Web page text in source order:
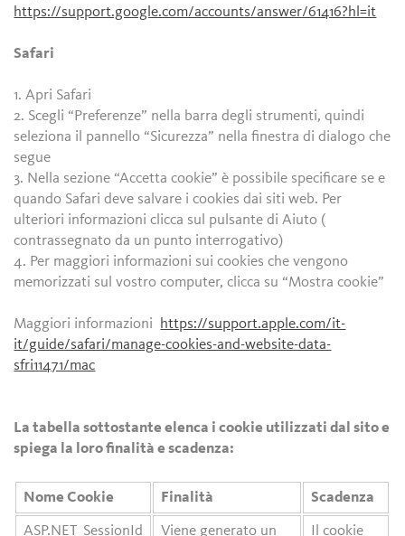
https://support.google.com/accounts/answer/61416?hl=it
Safari
1. Apri Safari
2. Scegli “Preferenze” nella barra degli strumenti, quindi
seleziona il pannello “Sicurezza” nella finestra di dialogo che
segue
3. Nella sezione “Accetta cookie” è possibile specificare se e
quando Safari deve salvare i cookies dai siti web. Per
ulteriori informazioni clicca sul pulsante di Aiuto (
contrassegnato da un punto interrogativo)
4. Per maggiori informazioni sui cookies che vengono
memorizzati sul vostro computer, clicca su “Mostra cookie”
Maggiori informazioni https://support.apple.com/it-
it/guide/safari/manage-cookies-and-website-data-
sfri11471/mac
La tabella sottostante elenca i cookie utilizzati dal sito e
spiega la loro finalità e scadenza:
Nome Cookie Finalità Scadenza
ASP.NET_SessionId
Viene generato un
Il cookie